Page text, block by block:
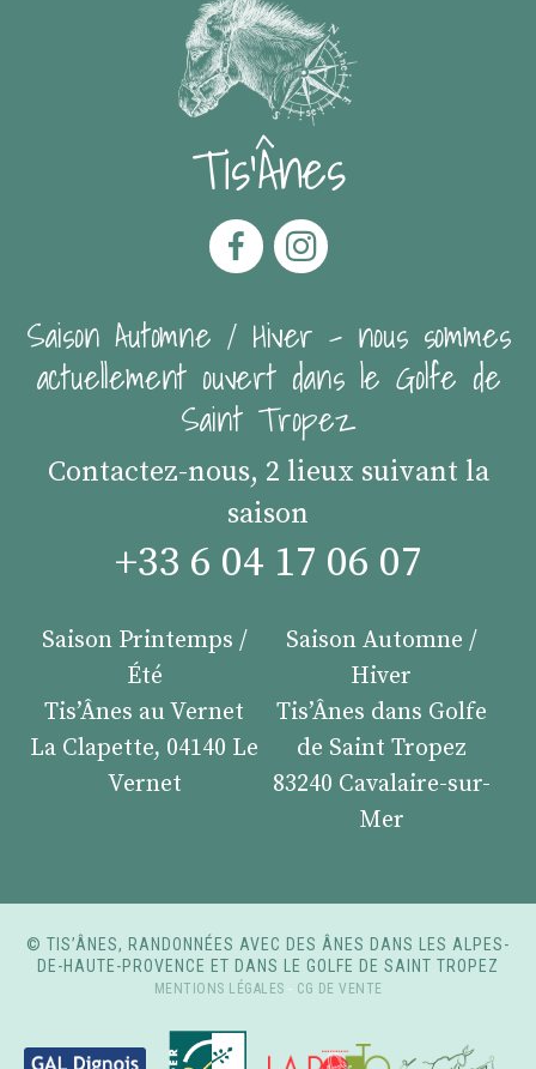
Tis'Ânes
Saison Automne / Hiver - nous sommes
actuellement ouvert dans le Golfe de
Saint Tropez
Contactez-nous, 2 lieux suivant la
saison
+33 6 04 17 06 07
Saison Printemps /
Été
Tis’Ânes au Vernet
La Clapette, 04140 Le
Vernet
Saison Automne /
Hiver
Tis’Ânes dans Golfe
de Saint Tropez
83240 Cavalaire-sur-
Mer
© TIS’ÂNES, RANDONNÉES AVEC DES ÂNES DANS LES ALPES-
DE-HAUTE-PROVENCE ET DANS LE GOLFE DE SAINT TROPEZ
MENTIONS LÉGALES - CG DE VENTE